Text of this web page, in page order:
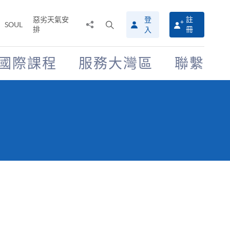
SOUL
惡劣天氣安
排
搜
尋
介
面
登
入
註
冊
際課程 服務大灣區 聯繫